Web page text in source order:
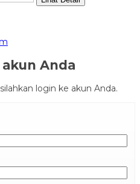
Anda
login ke akun Anda.